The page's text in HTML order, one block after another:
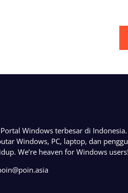
Windows terbesar di
Windows, PC, laptop, dan
We’re heaven for Windows users!